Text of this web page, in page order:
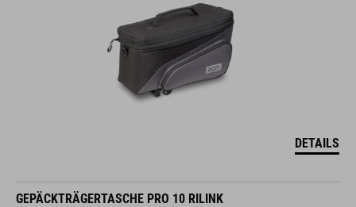
DETAILS
GEPÄCKTRÄGERTASCHE PRO 10 RILINK